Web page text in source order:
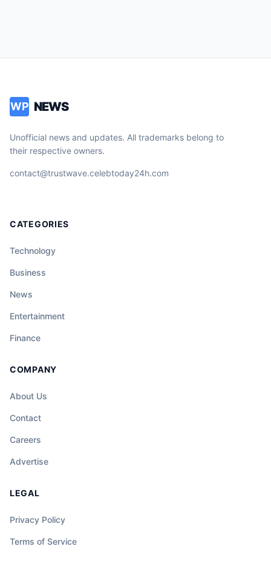
WP NEWS
Unofficial news and updates. All trademarks belong to
their respective owners.
contact@trustwave.celebtoday24h.com
CATEGORIES
Technology
Business
News
Entertainment
Finance
COMPANY
About Us
Contact
Careers
Advertise
LEGAL
Privacy Policy
Terms of Service